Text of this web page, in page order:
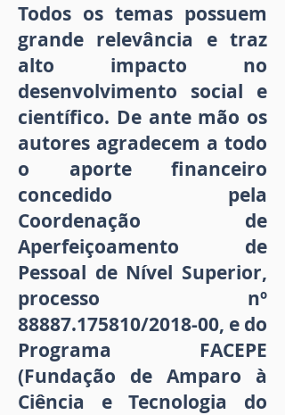
Todos os temas possuem
grande relevância e traz
alto impacto no
desenvolvimento social e
científico. De ante mão os
autores agradecem a todo
o aporte financeiro
concedido pela
Coordenação de
Aperfeiçoamento de
Pessoal de Nível Superior,
processo nº
88887.175810/2018-00, e do
Programa FACEPE
(Fundação de Amparo à
Ciência e Tecnologia do